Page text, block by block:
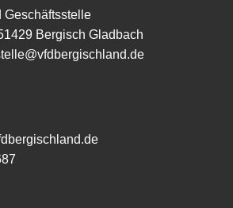
Geschäftsstelle
Bergisch Gladbach